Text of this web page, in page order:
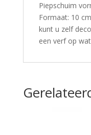
Piepschuim
Formaat: 10
kunt u zelf
een verf op